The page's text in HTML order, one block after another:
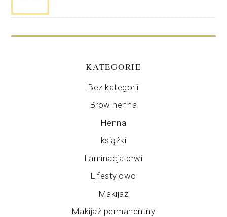
KATEGORIE
Bez kategorii
Brow henna
Henna
książki
Laminacja brwi
Lifestylowo
Makijaż
Makijaż permanentny